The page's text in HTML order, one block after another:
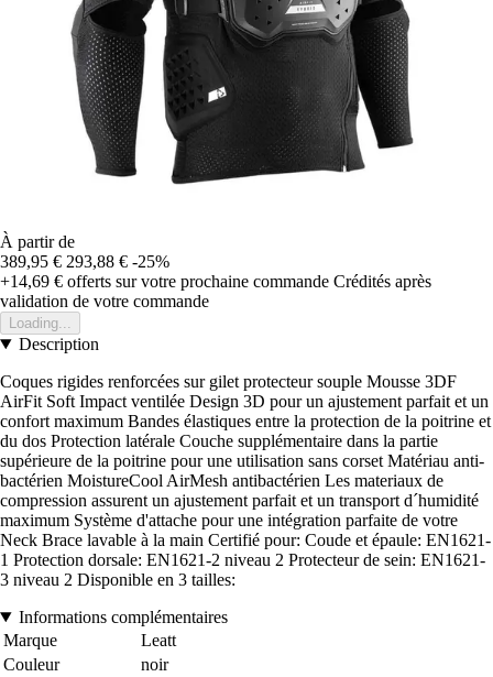
À partir de
389,95 € 293,88 € -25%
+14,69 € offerts sur votre prochaine commande Crédités après
validation de votre commande
Loading...
Description
Coques rigides renforcées sur gilet protecteur souple Mousse 3DF
AirFit Soft Impact ventilée Design 3D pour un ajustement parfait et un
confort maximum Bandes élastiques entre la protection de la poitrine et
du dos Protection latérale Couche supplémentaire dans la partie
supérieure de la poitrine pour une utilisation sans corset Matériau anti-
bactérien MoistureCool AirMesh antibactérien Les materiaux de
compression assurent un ajustement parfait et un transport d´humidité
maximum Système d'attache pour une intégration parfaite de votre
Neck Brace lavable à la main Certifié pour: Coude et épaule: EN1621-
1 Protection dorsale: EN1621-2 niveau 2 Protecteur de sein: EN1621-
3 niveau 2 Disponible en 3 tailles:
Informations complémentaires
Marque
Leatt
Couleur
noir